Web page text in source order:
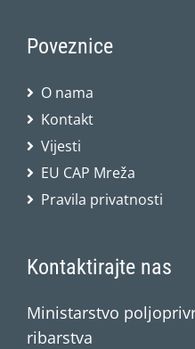
Poveznice
O nama
Kontakt
Vijesti
EU CAP Mreža
Pravila privatnosti
Kontaktirajte nas
Ministarstvo
ribarstva